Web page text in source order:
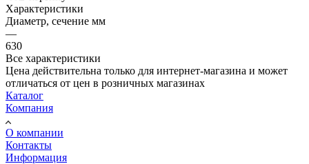
Характеристики
Диаметр, сечение мм
—
630
Все характеристики
Цена действительна только для интернет-магазина и может
отличаться от цен в розничных магазинах
Каталог
Компания
О компании
Контакты
Информация